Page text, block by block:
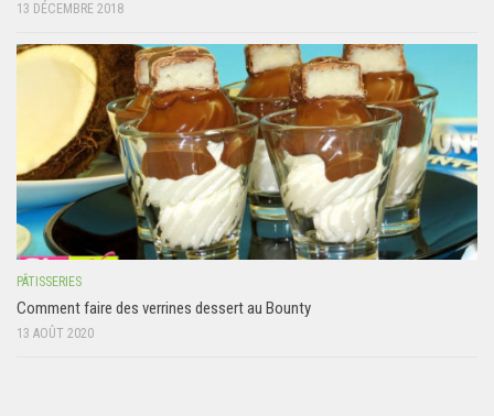
13 DÉCEMBRE 2018
PÂTISSERIES
Comment faire des verrines dessert au Bounty
13 AOÛT 2020